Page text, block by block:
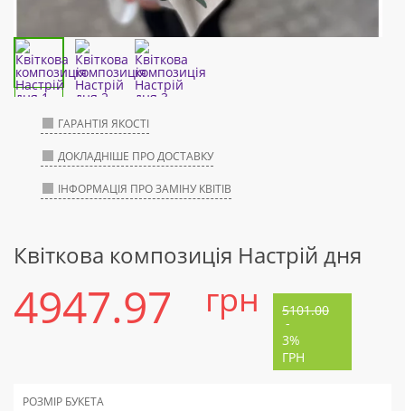
ГАРАНТІЯ ЯКОСТІ
ДОКЛАДНІШЕ ПРО ДОСТАВКУ
ІНФОРМАЦІЯ ПРО ЗАМІНУ КВІТІВ
Квіткова композиція Настрій дня
4947.97 грн 5101.00
-
3%
ГРН
РОЗМІР БУКЕТА